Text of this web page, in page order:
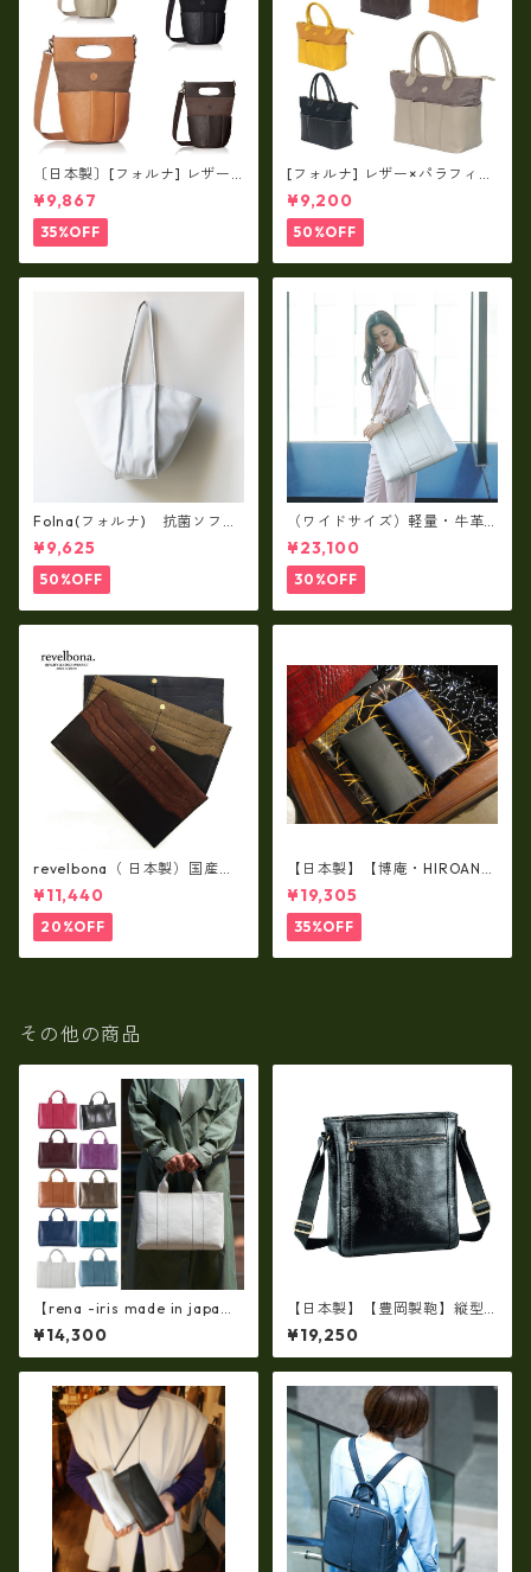
〔日本製〕[フォルナ] レザー×
パラフィン筒型2way シュリン
クレザー×79Aパラフィン fo
-259630
¥9,867
35%OFF
[フォルナ] レザー×パラフィン
筒型2way シュリンクレザー×
79Aパラフィン トートL fo-2
59632
¥9,200
50%OFF
Folna(フォルナ) 抗菌ソフト
スムースレザー トートバッグ
¥9,625
50%OFF
（ワイドサイズ）軽量・牛革
製品・2WAYヌメ革トートバッ
グ（A3サイズ/日本製）(高収
納）ir-02G
¥23,100
30%OFF
revelbona（ 日本製）国産牛
革製・お札入れ ロングウォ
レット rl-001
¥11,440
20%OFF
【日本製】【博庵・HIROAN】
最高級牛革（ボーテッド）札
入れ・長財布 ha-21535
¥19,305
35%OFF
その他の商品
【rena -iris made in japa
n】【日本製】軽量☆牛革製
品・ヌメ革製(艶光沢調）・手
提げトートバッグ(A4サイズ）
¥14,300
【日本製】【豊岡製鞄】縦型
ショルダーバッグ メンズ 上質
な牛革を使った大人の本革メ
ンズショルダー bz-16453
¥19,250